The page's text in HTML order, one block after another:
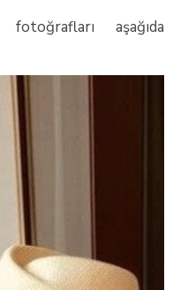
aşağıda